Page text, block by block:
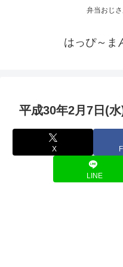
弁当おじさ
はっぴ～ま
平成30年2月7日(
X
LINE